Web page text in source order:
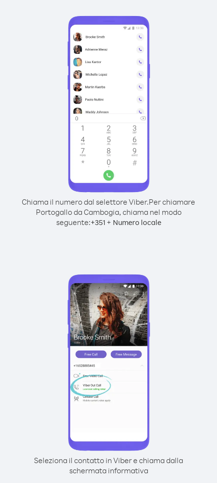
Chiama il numero dal selettore Viber.Per chiamare
Portogallo da Cambogia, chiama nel modo
seguente:+351+ Numero locale
Seleziona il contatto in Viber e chiama dalla
schermata informativa